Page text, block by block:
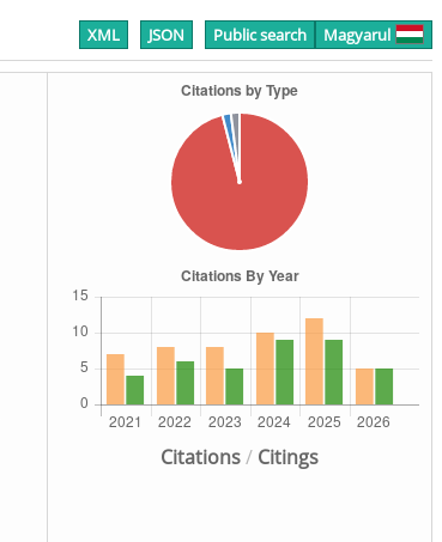
XML JSON Public search Magyarul
Citations/ Citings